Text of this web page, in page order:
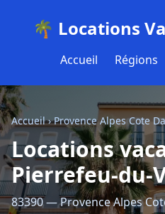
🌴 Locations
Accueil Régions
Accueil›Provence Alpes Cote
Locations
Pierrefeu-du-
83390 — Provence Alpes